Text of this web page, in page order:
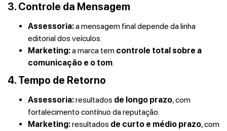
3. Controle da Mensagem
Assessoria:a mensagem final depende da linha
editorial dos veículos.
Marketing:a marca tem controle total sobre a
comunicação e o tom.
4. Tempo de Retorno
Assessoria:resultados de longo prazo, com
fortalecimento contínuo da reputação.
Marketing:resultados de curto e médio prazo, com